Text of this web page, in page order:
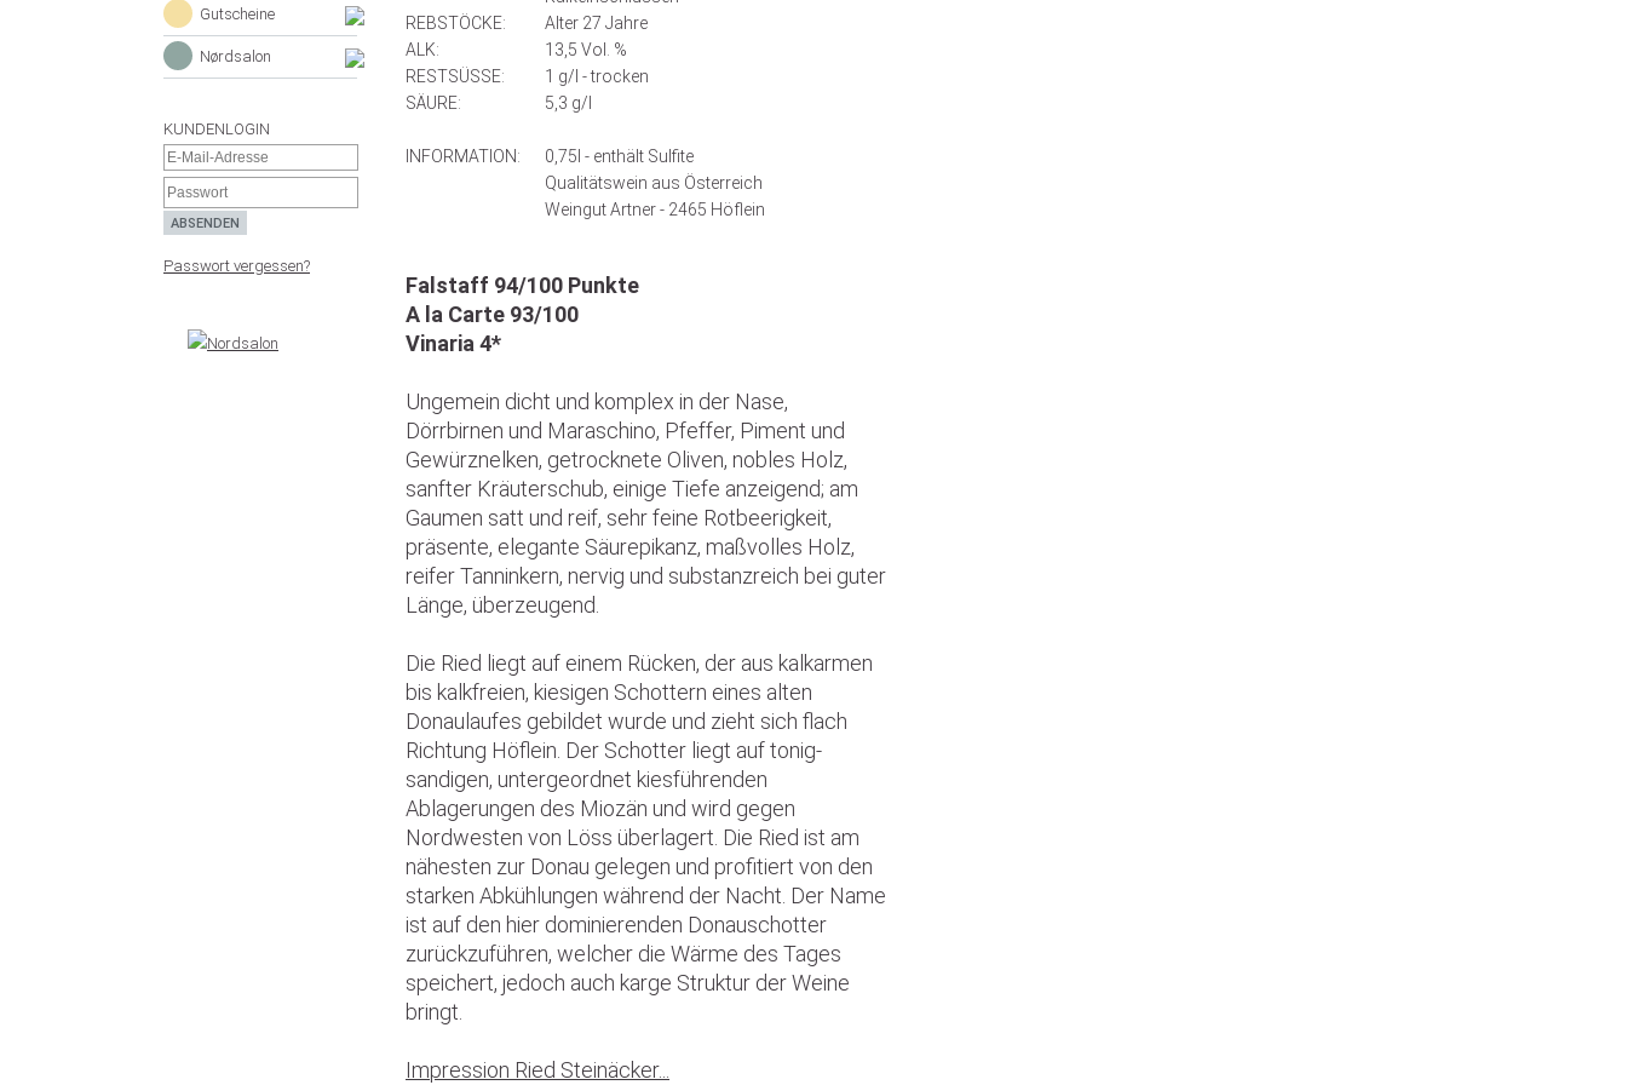
Gutscheine
Nørdsalon
KUNDENLOGIN
Passwort vergessen?
REBSTÖCKE:
Alter 27 Jahre
ALK:
13,5 Vol. %
RESTSÜSSE:
1 g/l - trocken
SÄURE:
5,3 g/l
INFORMATION:
0,75l - enthält Sulfite
Qualitätswein aus Österreich
Weingut Artner - 2465 Höflein
Falstaff 94/100 Punkte
A la Carte 93/100
Vinaria 4*
Ungemein dicht und komplex in der Nase,
Dörrbirnen und Maraschino, Pfeffer, Piment und
Gewürznelken, getrocknete Oliven, nobles Holz,
sanfter Kräuterschub, einige Tiefe anzeigend; am
Gaumen satt und reif, sehr feine Rotbeerigkeit,
präsente, elegante Säurepikanz, maßvolles Holz,
reifer Tanninkern, nervig und substanzreich bei guter
Länge, überzeugend.
Die Ried liegt auf einem Rücken, der aus kalkarmen
bis kalkfreien, kiesigen Schottern eines alten
Donaulaufes gebildet wurde und zieht sich flach
Richtung Höflein. Der Schotter liegt auf tonig-
sandigen, untergeordnet kiesführenden
Ablagerungen des Miozän und wird gegen
Nordwesten von Löss überlagert. Die Ried ist am
nähesten zur Donau gelegen und profitiert von den
starken Abkühlungen während der Nacht. Der Name
ist auf den hier dominierenden Donauschotter
zurückzuführen, welcher die Wärme des Tages
speichert, jedoch auch karge Struktur der Weine
bringt.
Impression Ried Steinäcker...